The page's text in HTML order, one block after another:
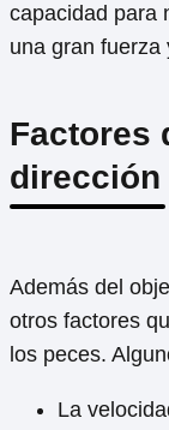
capacidad para
una gran fuerza
Factores
dirección
Además del
otros factores
los peces.
La